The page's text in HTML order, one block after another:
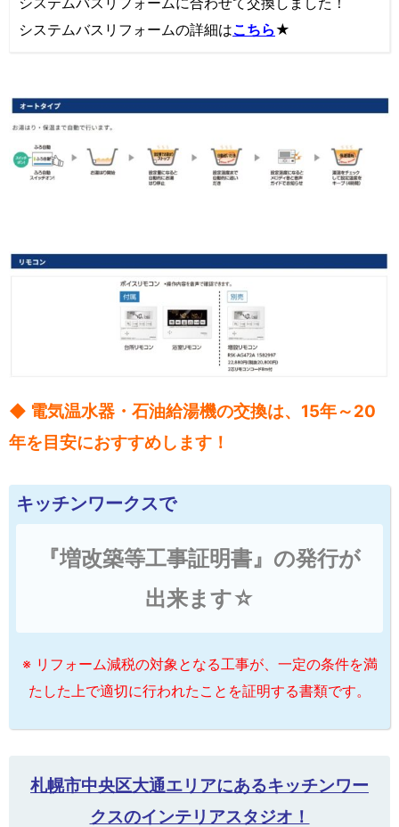
システムバスリフォームの詳細はこちら ★
◆ 電気温水器・石油給湯機の交換は、15年～20
年を目安におすすめします！
キッチンワークスで
『増改築等工事証明書』の発行が
出来ます☆
※ リフォーム減税の対象となる工事が、一定の条件を満
たした上で適切に行われたことを証明する書類です。
札幌市中央区大通エリアにあるキッチンワー
クスのインテリアスタジオ！